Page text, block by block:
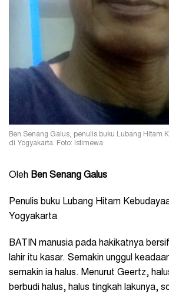
Ben Senang Galus, penulis buku Lubang Hitam
di Yogyakarta. Foto: Istimewa
Oleh Ben Senang Galus
Penulis buku Lubang Hitam
Yogyakarta
BATIN manusia pada hakikatnya
lahir itu kasar. Semakin unggul
semakin ia halus. Menurut Geertz,
berbudi halus, halus tingkah lakunya,